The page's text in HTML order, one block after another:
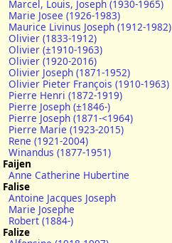
Marcel, Louis, Joseph (1930-1965)
Marie Josee (1926-1983)
Maurice Livinus Joseph (1912-1982)
Olivier (1833-1912)
Olivier (±1910-1963)
Olivier (1920-2016)
Olivier Joseph (1871-1952)
Olivier Pieter François (1910-1963)
Pierre Henri (1872-1919)
Pierre Joseph (±1846-)
Pierre Joseph (1871-<1964)
Pierre Marie (1923-2015)
Rene (1921-2004)
Winandus (1877-1951)
Faijen
Anne Catherine Hubertine
Falise
Antoine Jacques Joseph
Marie Josephe
Robert (1884-)
Falize